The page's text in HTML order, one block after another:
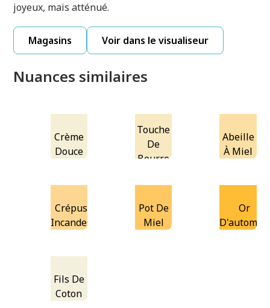
joyeux, mais atténué.
Magasins Voir dans le visualiseur
Nuances similaires
Crème
Douce
Touche
De
Beurre
Abeille
À Miel
Crépuscule
Incandescent
Pot De
Miel
Or
D'automne
Fils De
Coton